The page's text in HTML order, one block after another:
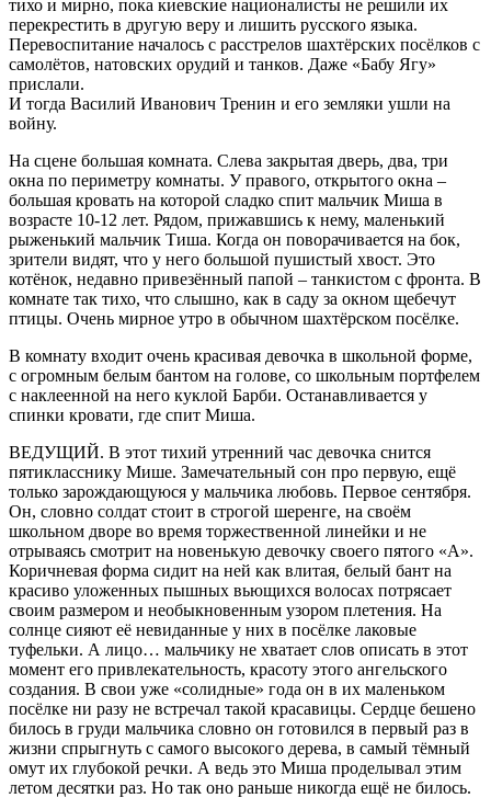
тихо и мирно, пока киевские националисты не решили их
перекрестить в другую веру и лишить русского языка.
Перевоспитание началось с расстрелов шахтёрских посёлков с
самолётов, натовских орудий и танков. Даже «Бабу Ягу»
прислали.
И тогда Василий Иванович Тренин и его земляки ушли на
войну.
На сцене большая комната. Слева закрытая дверь, два, три
окна по периметру комнаты. У правого, открытого окна –
большая кровать на которой сладко спит мальчик Миша в
возрасте 10-12 лет. Рядом, прижавшись к нему, маленький
рыженький мальчик Тиша. Когда он поворачивается на бок,
зрители видят, что у него большой пушистый хвост. Это
котёнок, недавно привезённый папой – танкистом с фронта. В
комнате так тихо, что слышно, как в саду за окном щебечут
птицы. Очень мирное утро в обычном шахтёрском посёлке.
В комнату входит очень красивая девочка в школьной форме,
с огромным белым бантом на голове, со школьным портфелем
с наклеенной на него куклой Барби. Останавливается у
спинки кровати, где спит Миша.
ВЕДУЩИЙ. В этот тихий утренний час девочка снится
пятикласснику Мише. Замечательный сон про первую, ещё
только зарождающуюся у мальчика любовь. Первое сентября.
Он, словно солдат стоит в строгой шеренге, на своём
школьном дворе во время торжественной линейки и не
отрываясь смотрит на новенькую девочку своего пятого «А».
Коричневая форма сидит на ней как влитая, белый бант на
красиво уложенных пышных вьющихся волосах потрясает
своим размером и необыкновенным узором плетения. На
солнце сияют её невиданные у них в посёлке лаковые
туфельки. А лицо… мальчику не хватает слов описать в этот
момент его привлекательность, красоту этого ангельского
создания. В свои уже «солидные» года он в их маленьком
посёлке ни разу не встречал такой красавицы. Сердце бешено
билось в груди мальчика словно он готовился в первый раз в
жизни спрыгнуть с самого высокого дерева, в самый тёмный
омут их глубокой речки. А ведь это Миша проделывал этим
летом десятки раз. Но так оно раньше никогда ещё не билось.